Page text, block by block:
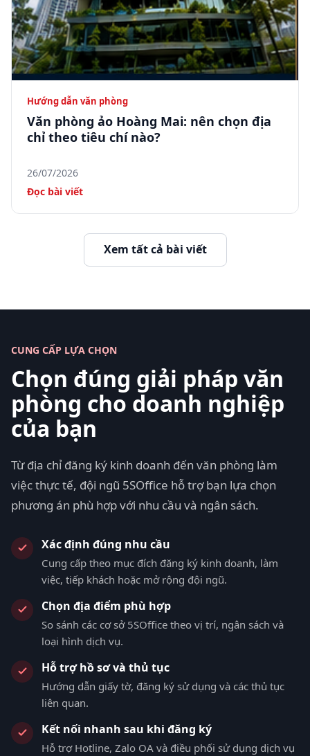
Hướng dẫn văn phòng
Văn phòng ảo Hoàng Mai: nên chọn địa
chỉ theo tiêu chí nào?
26/07/2026
Đọc bài viết
Xem tất cả bài viết
CUNG CẤP LỰA CHỌN
Chọn đúng giải pháp văn
phòng cho doanh nghiệp
của bạn
Từ địa chỉ đăng ký kinh doanh đến văn phòng làm
việc thực tế, đội ngũ 5SOffice hỗ trợ bạn lựa chọn
phương án phù hợp với nhu cầu và ngân sách.
Xác định đúng nhu cầu
Cung cấp theo mục đích đăng ký kinh doanh, làm
việc, tiếp khách hoặc mở rộng đội ngũ.
Chọn địa điểm phù hợp
So sánh các cơ sở 5SOffice theo vị trí, ngân sách và
loại hình dịch vụ.
Hỗ trợ hồ sơ và thủ tục
Hướng dẫn giấy tờ, đăng ký sử dụng và các thủ tục
liên quan.
Kết nối nhanh sau khi đăng ký
Hỗ trợ Hotline, Zalo OA và điều phối sử dụng dịch vụ